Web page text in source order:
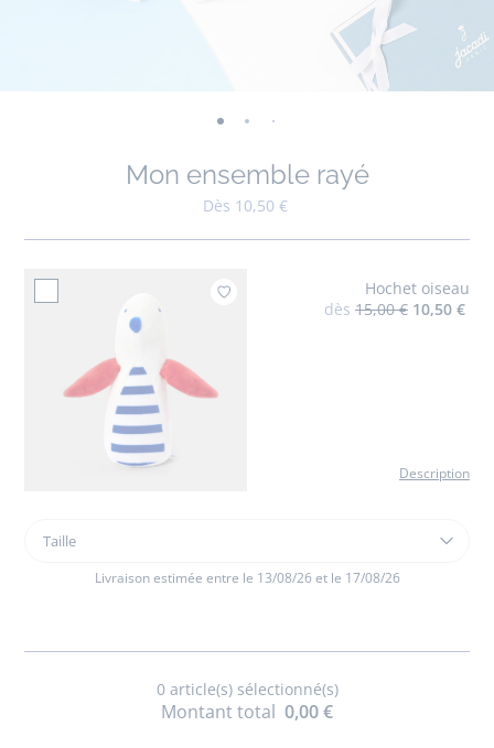
-
01 02 03
Mon ensemble rayé
Dès 10,50 €
Ajouter à mes favoris :
Hochet oiseau
dès 15,00 € 10,50 €
Description
Taille
Hochet
Taille
Livraison estimée entre le 13/08/26 et le 17/08/26
0article(s) sélectionné(s)
Montant total 0,00 €